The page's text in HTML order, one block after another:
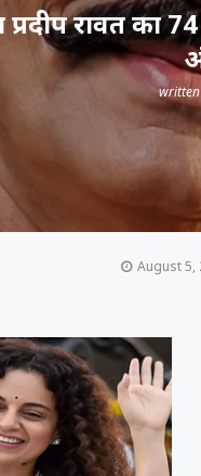
रावत का
August 5,